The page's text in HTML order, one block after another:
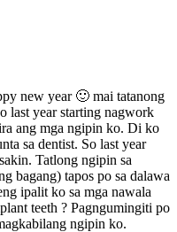
new year 🙂 mai tatanong
last year starting nagwork
ang mga ngipin ko. Di ko
sa dentist. So last year
Tatlong ngipin sa
bagang) tapos po sa dalawa
ipalit ko sa mga nawala
teeth ? Pagngumingiti po
ngipin ko.